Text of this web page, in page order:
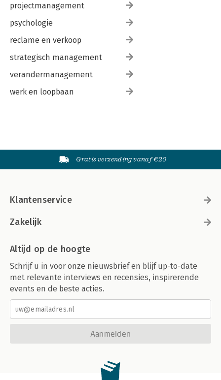
projectmanagement
psychologie
reclame en verkoop
strategisch management
verandermanagement
werk en loopbaan
Gratis verzending vanaf €20
Klantenservice
Zakelijk
Altijd op de hoogte
Schrijf u in voor onze nieuwsbrief en blijf up-to-date
met relevante interviews en recensies, inspirerende
events en de beste acties.
Aanmelden